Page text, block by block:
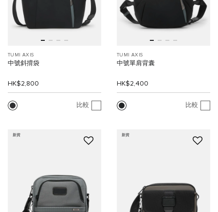
TUMI AXIS
中號斜揹袋
HK$2,800
比較
TUMI AXIS
中號單肩背囊
HK$2,400
比較
新貨 新貨